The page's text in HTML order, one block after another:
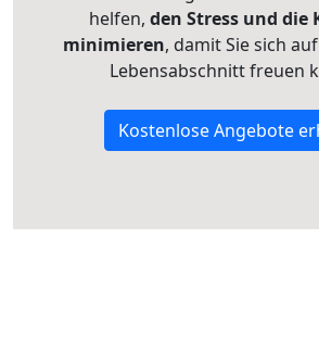
helfen, den Stress und die
minimieren, damit Sie sich
Lebensabschnitt freuen
Kostenlose Angebote